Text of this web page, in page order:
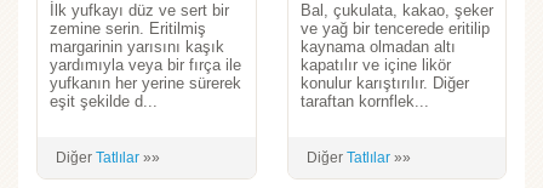
İlk yufkayı düz ve sert bir
zemine serin. Eritilmiş
margarinin yarısını kaşık
yardımıyla veya bir fırça ile
yufkanın her yerine sürerek
eşit şekilde d...
Diğer Tatlılar »»
Bal, çukulata, kakao, şeker
ve yağ bir tencerede eritilip
kaynama olmadan altı
kapatılır ve içine likör
konulur karıştırılır. Diğer
taraftan kornflek...
Diğer Tatlılar»»